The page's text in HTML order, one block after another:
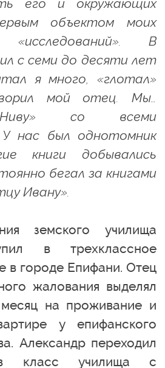
его и окружающих
объектом моих
«исследований». В
с семи до десяти лет
я много, «глотал»
мой отец. Мы…
со всеми
У нас был однотомник
книги добывались
бегал за книгами
Ивану».
земского училища
в трехклассное
в городе Епифани. Отец
жалования выделял
на проживание и
у епифанского
Александр переходил
класс училища с